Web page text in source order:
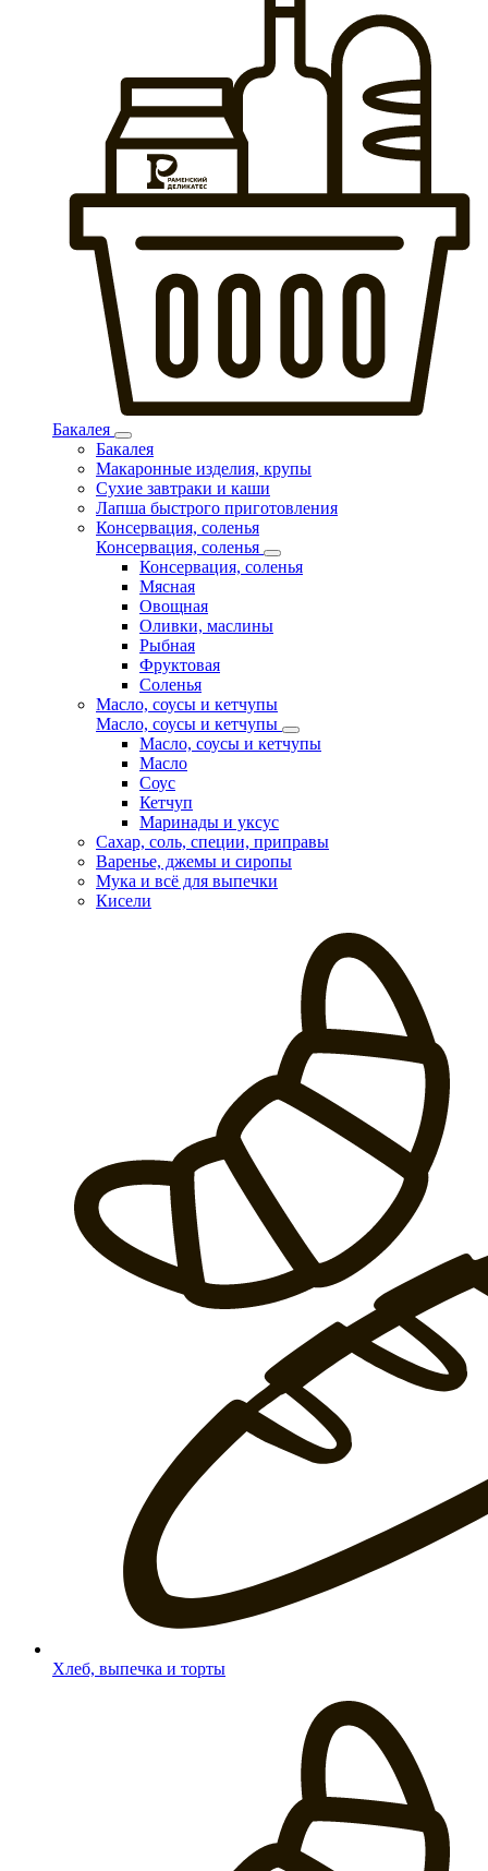
Бакалея
Бакалея
Макаронные изделия, крупы
Сухие завтраки и каши
Лапша быстрого приготовления
Консервация, соленья
Консервация, соленья
Консервация, соленья
Мясная
Овощная
Оливки, маслины
Рыбная
Фруктовая
Соленья
Масло, соусы и кетчупы
Масло, соусы и кетчупы
Масло, соусы и кетчупы
Масло
Соус
Кетчуп
Маринады и уксус
Сахар, соль, специи, приправы
Варенье, джемы и сиропы
Мука и всё для выпечки
Кисели
Хлеб, выпечка и торты